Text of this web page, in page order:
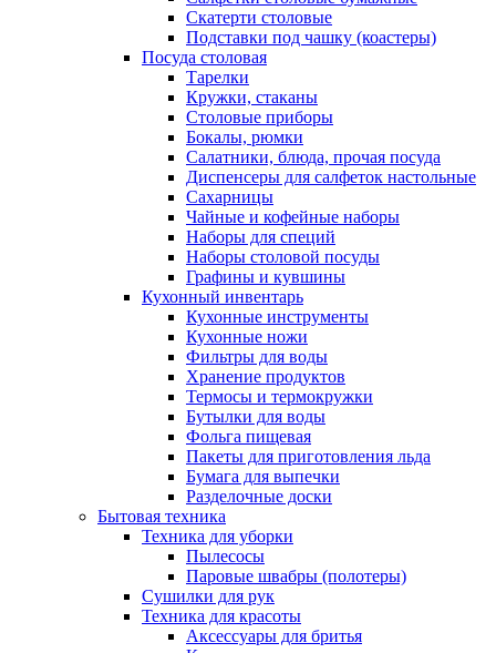
Скатерти столовые
Подставки под чашку (коастеры)
Посуда столовая
Тарелки
Кружки, стаканы
Столовые приборы
Бокалы, рюмки
Салатники, блюда, прочая посуда
Диспенсеры для салфеток настольные
Сахарницы
Чайные и кофейные наборы
Наборы для специй
Наборы столовой посуды
Графины и кувшины
Кухонный инвентарь
Кухонные инструменты
Кухонные ножи
Фильтры для воды
Хранение продуктов
Термосы и термокружки
Бутылки для воды
Фольга пищевая
Пакеты для приготовления льда
Бумага для выпечки
Разделочные доски
Бытовая техника
Техника для уборки
Пылесосы
Паровые швабры (полотеры)
Сушилки для рук
Техника для красоты
Аксессуары для бритья